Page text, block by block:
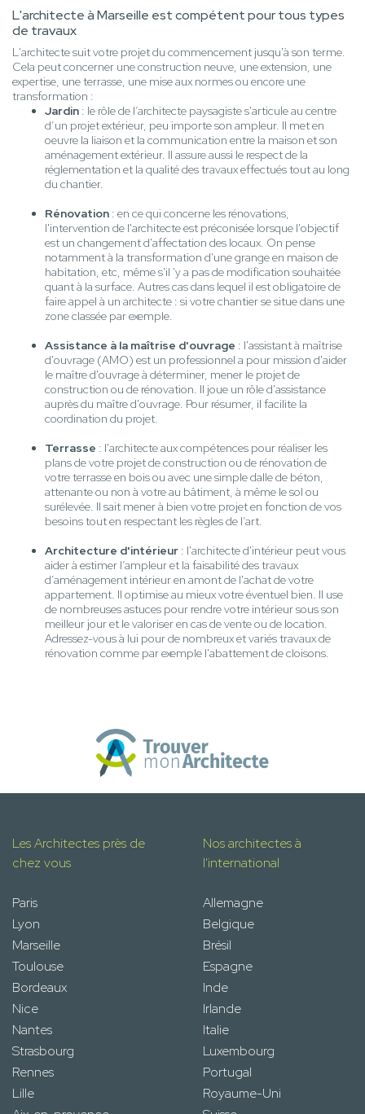
L'architecte à Marseille est compétent pour tous types
de travaux
L'architecte suit votre projet du commencement jusqu'à son terme.
Cela peut concerner une construction neuve, une extension, une
expertise, une terrasse, une mise aux normes ou encore une
transformation :
Jardin : le rôle de l’architecte paysagiste s'articule au centre
d’un projet extérieur, peu importe son ampleur. Il met en
oeuvre la liaison et la communication entre la maison et son
aménagement extérieur. Il assure aussi le respect de la
réglementation et la qualité des travaux effectués tout au long
du chantier.
Rénovation : en ce qui concerne les rénovations,
l'intervention de l'architecte est préconisée lorsque l'objectif
est un changement d'affectation des locaux. On pense
notamment à la transformation d'une grange en maison de
habitation, etc, même s'il 'y a pas de modification souhaitée
quant à la surface. Autres cas dans lequel il est obligatoire de
faire appel à un architecte : si votre chantier se situe dans une
zone classée par exemple.
Assistance à la maîtrise d'ouvrage : l'assistant à maîtrise
d'ouvrage (AMO) est un professionnel a pour mission d'aider
le maître d'ouvrage à déterminer, mener le projet de
construction ou de rénovation. Il joue un rôle d'assistance
auprès du maître d'ouvrage. Pour résumer, il facilite la
coordination du projet.
Terrasse : l'architecte aux compétences pour réaliser les
plans de votre projet de construction ou de rénovation de
votre terrasse en bois ou avec une simple dalle de béton,
attenante ou non à votre au bâtiment, à même le sol ou
surélevée. Il sait mener à bien votre projet en fonction de vos
besoins tout en respectant les règles de l’art.
Architecture d'intérieur : l'architecte d'intérieur peut vous
aider à estimer l’ampleur et la faisabilité des travaux
d’aménagement intérieur en amont de l'achat de votre
appartement. Il optimise au mieux votre éventuel bien. Il use
de nombreuses astuces pour rendre votre intérieur sous son
meilleur jour et le valoriser en cas de vente ou de location.
Adressez-vous à lui pour de nombreux et variés travaux de
rénovation comme par exemple l'abattement de cloisons.
Les Architectes près de
chez vous
Paris
Lyon
Marseille
Toulouse
Bordeaux
Nice
Nantes
Strasbourg
Rennes
Lille
Nos architectes à
l'international
Allemagne
Belgique
Brésil
Espagne
Inde
Irlande
Italie
Luxembourg
Portugal
Royaume-Uni